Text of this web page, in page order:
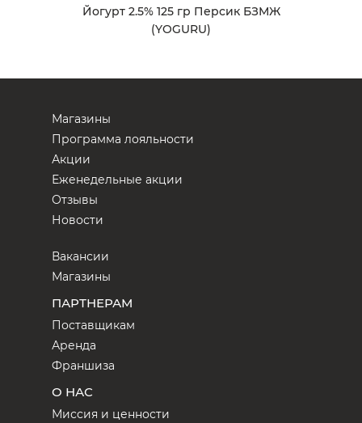
Йогурт 2.5% 125 гр Персик БЗМЖ
(YOGURU)
Магазины
Программа лояльности
Акции
Еженедельные акции
Отзывы
Новости
Вакансии
Магазины
ПАРТНЕРАМ
Поставщикам
Аренда
Франшиза
О НАС
Миссия и ценности